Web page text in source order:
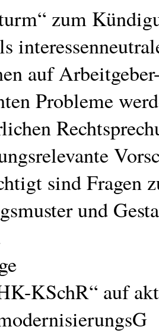
zum
auf
Probleme
sind Fragen
und
KSchR“ auf